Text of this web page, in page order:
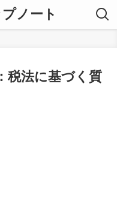
ノート
税法に基づく質